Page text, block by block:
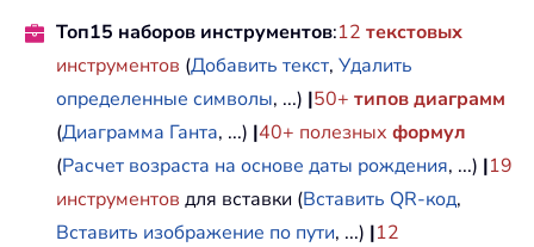
Топ15 наборов инструментов:12 текстовых
инструментов (Добавить текст, Удалить
определенные символы, ...) |50+ типов диаграмм
(Диаграмма Ганта, ...) |40+ полезных формул
(Расчет возраста на основе даты рождения, ...) |19
инструментов для вставки (Вставить QR-код,
Вставить изображение по пути, ...) |12